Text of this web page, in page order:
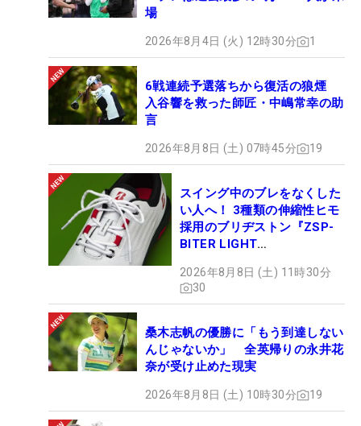
場
2026年8月4日 (火) 12時30分 1
6戦連続予選落ちから復活の狼煙
入谷響を救った師匠・中嶋常幸の助
言
2026年8月8日 (土) 07時45分 19
スイング中のブレをなくした
い人へ！ 3種類の伸縮性ヒモ
採用のブリヂストン『ZSP-
BITER LIGHT
ュー
2026年8月8日 (土) 11時30分
30
桑木志帆の優勝に「もう到達しない
んじゃないか」 全英帰りの永井花
奈が受け止めた現実
2026年8月8日 (土) 10時30分 19